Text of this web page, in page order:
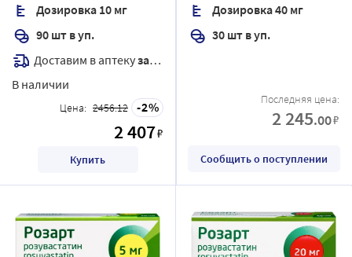
Дозировка 10 мг
90 шт в уп.
Доставим в аптекузавтра
В наличии
Цена: 2456.12 2
2 407₽
Купить
Дозировка 40 мг
30 шт в уп.
Последняя цена:
2 245.00₽
Сообщить о поступлении